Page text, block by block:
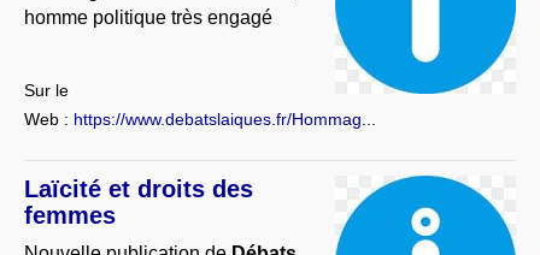
* [ connexion Adhérents ] .
homme politique très engagé
Sur le
Web : https://www.debatslaiques.fr/Hommag...
Laïcité et droits des
femmes